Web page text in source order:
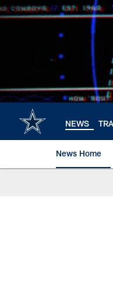
Skip
to
NEWS
News Home